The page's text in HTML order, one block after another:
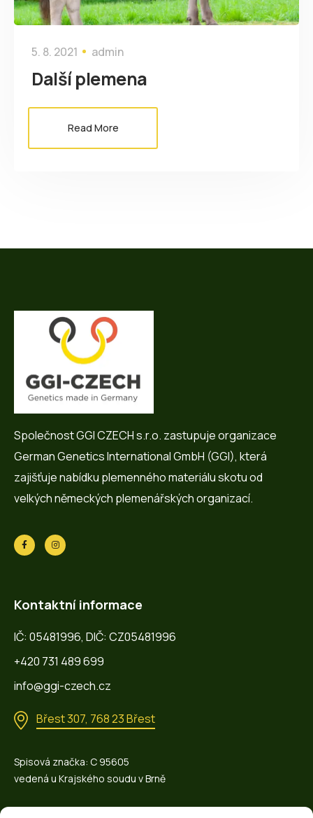
5. 8. 2021 admin
Další plemena
Read More
Společnost GGI CZECH s.r.o. zastupuje organizace
German Genetics International GmbH (GGI), která
zajišťuje nabídku plemenného materiálu skotu od
velkých německých plemenářských organizací.
Kontaktní informace
IČ: 05481996, DIČ: CZ05481996
+420 731 489 699
info@ggi-czech.cz
Břest 307, 768 23 Břest
Spisová značka: C 95605
vedená u Krajského soudu v Brně